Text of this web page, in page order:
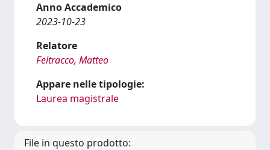
Anno Accademico
2023-10-23
Relatore
Feltracco, Matteo
Appare nelle tipologie:
Laurea magistrale
File in questo prodotto: